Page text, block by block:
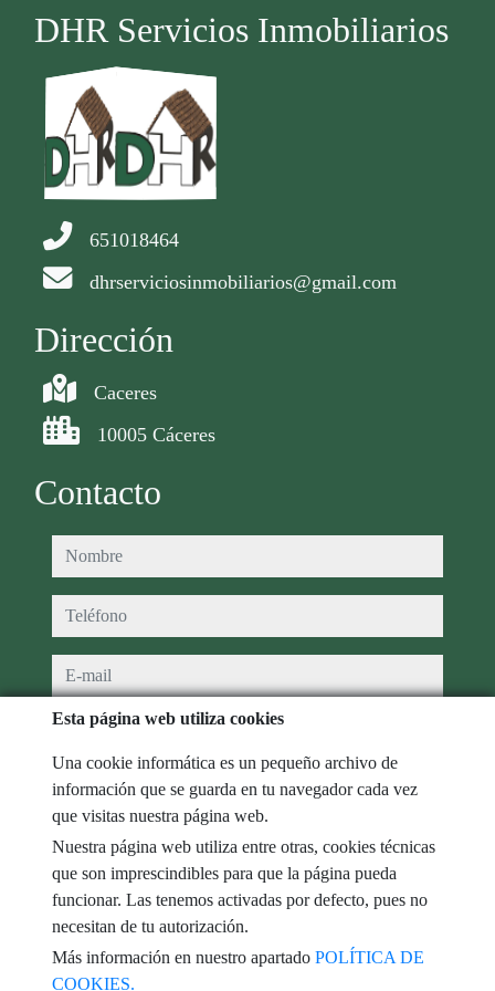
DHR Servicios Inmobiliarios
651018464
dhrserviciosinmobiliarios@gmail.com
Dirección
Caceres
10005 Cáceres
Contacto
nombre
teléfono
e-mail
He leído y acepto las condiciones de uso y
mensaje
Captcha
Esta página web utiliza cookies
Una cookie informática es un pequeño archivo de
información que se guarda en tu navegador cada vez
que visitas nuestra página web.
Nuestra página web utiliza entre otras, cookies técnicas
que son imprescindibles para que la página pueda
funcionar. Las tenemos activadas por defecto, pues no
necesitan de tu autorización.
Más información en nuestro apartado POLÍTICA DE
COOKIES.